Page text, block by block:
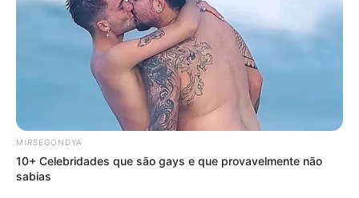
MIRSEGONDYA
10+ Celebridades que são gays e que provavelmente não
sabias